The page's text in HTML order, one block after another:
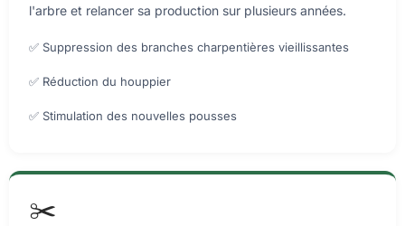
l'arbre et relancer sa production sur plusieurs années.
✅ Suppression des branches charpentières vieillissantes
✅ Réduction du houppier
✅ Stimulation des nouvelles pousses
✂️